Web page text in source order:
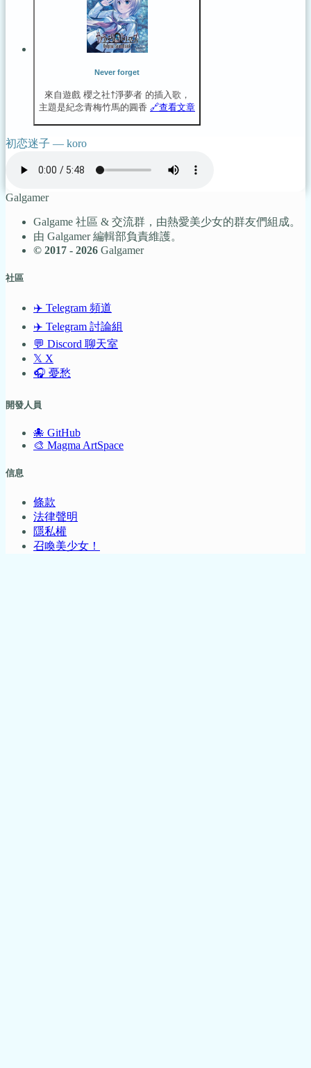
Never forget
來自遊戲 櫻之社†淨夢者 的插入歌，
主題是紀念青梅竹馬的圓香 🔗️查看文章
初恋迷子 — koro
Galgamer
Galgame 社區 & 交流群，由熱愛美少女的群友們組成。
由 Galgamer 編輯部負責維護。
© 2017 - 2026 Galgamer
社區
✈️ Telegram 頻道
✈️ Telegram 討論組
💬 Discord 聊天室
𝕏 X
🎧 憂愁
開發人員
🐙 GitHub
🎨 Magma ArtSpace
信息
條款
法律聲明
隱私權
召喚美少女！